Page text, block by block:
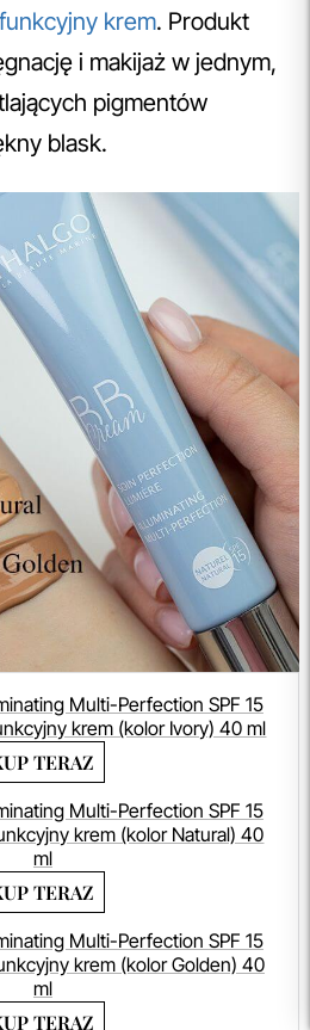
krem. Produkt
i makijaż w jednym,
pigmentów
blask.
Multi-Perfection SPF 15
krem (kolor Ivory) 40 ml
TERAZ
Multi-Perfection SPF 15
krem (kolor Natural) 40
ml
TERAZ
Multi-Perfection SPF 15
krem (kolor Golden) 40
ml
TERAZ